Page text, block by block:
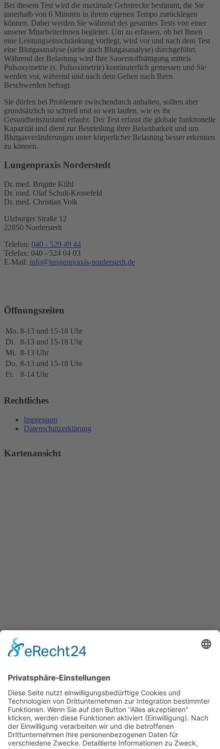
Bei diesem Test wird die maximale Gehstrecke bestimmt, die Sie
innerhalb von 6 Minuten in ihrem eigenen Tempo zurücklegen
können. Dabei werden Sie während des gesamtes Tests von einer
unserer Mitarbeiterinnen begleitet. Um zu erfassen, ob bei Ihnen
eine Leistungseinschränkung vorliegt, wird vor und nach dem Test
eine Blutgasanalyse (siehe auch Blutgasanalyse) durchgeführt.
Während der Belastung wird Ihre Sauerstoffsättigung mittels
Pulsoxymetrie (s. Pulsoximetrie) kontinuierlich gemessen und Sie
werden vor, während und nach dem Gehen nach Ihren
Beschwerden befragt.
Sie dürfen bei Problemen zwischendurch anhalten, sollten aber
grundsätzlich so schnell und so weit laufen, wie es ihr
Gesundheitszustand erlaubt. Der Test erfasst die globale funktionelle
Kapazität und dient zur Beurteilung ihrer Belastbarkeit und um
Blutgasveränderungen unter körperlicher Belastung besser erkennen
zu können.
Lungenpraxis Norderstedt
Dr. med. Brigitte Kühl
Dr. med. Olaf Schult-Kronefeld
Dr. med. Christian Volk
Ulzburger Straße 12
22850 Norderstedt
Telefon: 040 - 529 49 44
Telefax: 040 - 524 04 03
E-Mail: info@lungenpraxis-norderstedt.de
Öffnungszeiten
Mo. 8-13 und 15-18 Uhr
Di.
8-13 und 15-18 Uhr
Mi. 8-13 Uhr
Do. 8-13 und 15-18 Uhr
Fr.
8-14 Uhr
Rechtliches
Impressum
Datenschutzerklärung
Kartenansicht
Digitales Praxismarketing
Ärzte
Lungenfunktionsdiagnostik
Allergologische Diagnostik und Therapie
FeNo-Messung
Fachspezifische Sonographie des Brustkorbes (Lungen,
Rippenfell, Zwerchfell)
Schlafdiagnostik